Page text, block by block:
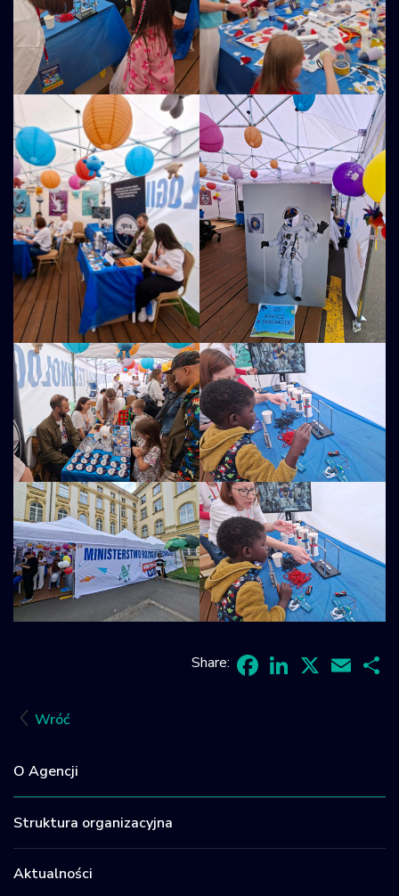
Wróć
O Agencji
Struktura organizacyjna
Aktualności
Share: